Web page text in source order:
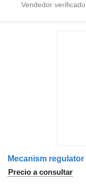
Precio a consultar